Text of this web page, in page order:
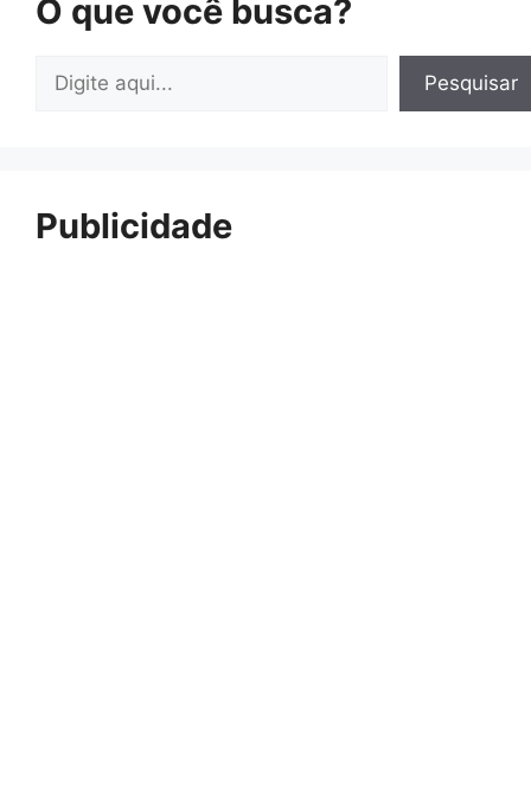
O que você busca?
Pesquisar
Publicidade